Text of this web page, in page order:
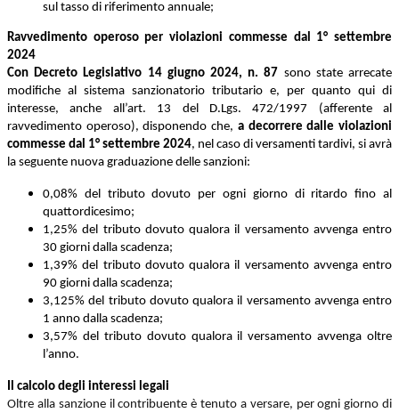
sul tasso di riferimento annuale;
Ravvedimento operoso per violazioni commesse dal 1° settembre
2024
Con Decreto Legislativo 14 giugno 2024, n. 87 sono state arrecate
modifiche al sistema sanzionatorio tributario e, per quanto qui di
interesse, anche all’art. 13 del D.Lgs. 472/1997 (afferente al
ravvedimento operoso), disponendo che, a decorrere dalle violazioni
commesse dal 1° settembre 2024, nel caso di versamenti tardivi, si avrà
la seguente nuova graduazione delle sanzioni:
0,08% del tributo dovuto per ogni giorno di ritardo fino al
quattordicesimo;
1,25% del tributo dovuto qualora il versamento avvenga entro
30 giorni dalla scadenza;
1,39% del tributo dovuto qualora il versamento avvenga entro
90 giorni dalla scadenza;
3,125% del tributo dovuto qualora il versamento avvenga entro
1 anno dalla scadenza;
3,57% del tributo dovuto qualora il versamento avvenga oltre
l’anno.
Il calcolo degli interessi legali
Oltre alla sanzione il contribuente è tenuto a versare, per ogni giorno di